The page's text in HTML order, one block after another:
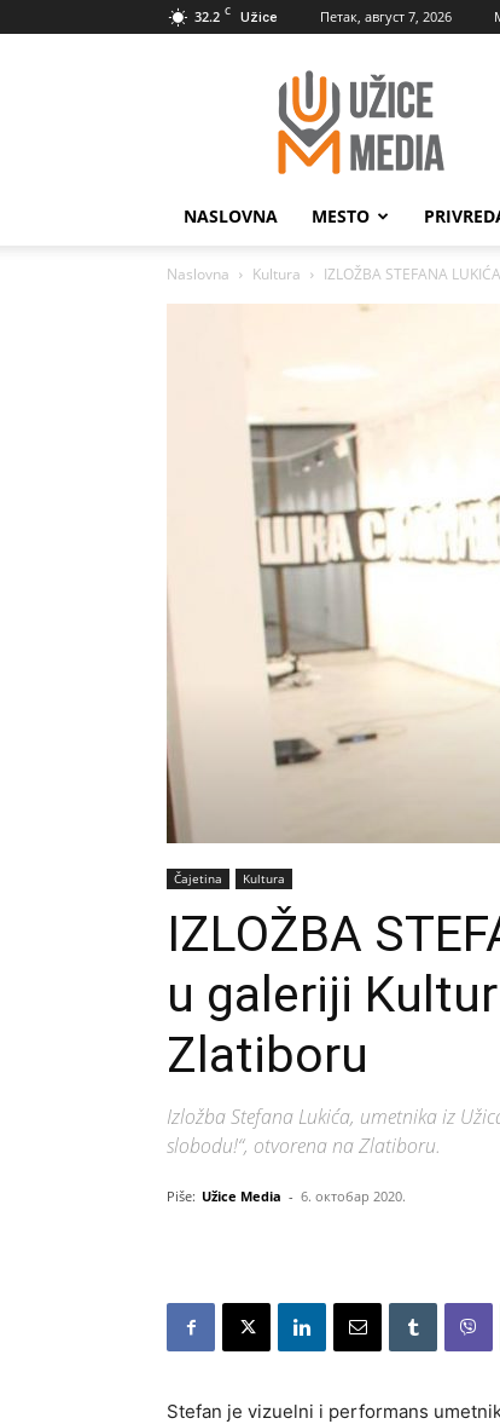
32.2 C Užice Петак, август 7, 2026
UžiceMedia
NASLOVNA MESTO
Naslovna Kultura IZLOŽBA STEFANA
Čajetina Kultura
IZLOŽBA
u galeriji
Zlatiboru
Izložba Stefana Lukića, umetnika iz
slobodu!“, otvorena na Zlatiboru.
Piše: Užice Media - 6. октобар 2020.
Stefan je vizuelni i performans